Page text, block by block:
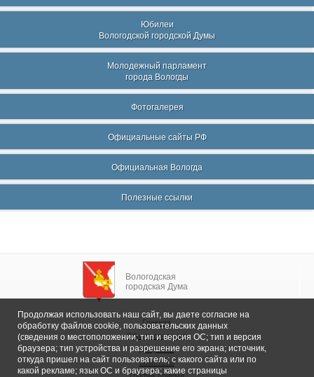
Юбилеи
Вологодской городской Думы
Молодежный парламент
города Вологды
Фотогалерея
Официальные сайты РФ
Официальная Вологда
Полезные ссылки
Вологодская
городская Дума
Главная
Общие сведения
Депутаты
Комитеты
Продолжая использовать наш сайт, вы даете согласие на
обработку файлов cookie, пользовательских данных
(сведения о местоположении; тип и версия ОС; тип и версия
браузера; тип устройства и разрешение его экрана; источник,
откуда пришел на сайт пользователь; с какого сайта или по
какой рекламе; язык ОС и браузера; какие страницы